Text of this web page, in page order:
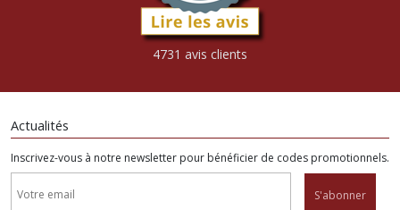
4731 avis clients
Actualités
Inscrivez-vous à notre newsletter pour bénéficier de codes promotionnels.
S'abonner